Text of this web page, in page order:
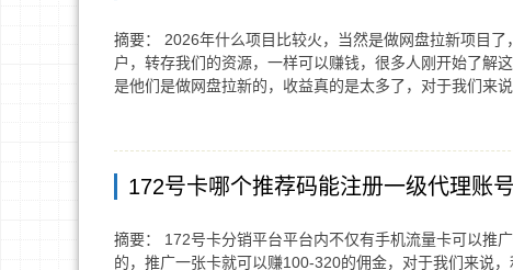
摘要： 2026年什么项目比较火，当然是做网盘拉新项目
户，转存我们的资源，一样可以赚钱，很多人刚开始了解
是他们是做网盘拉新的，收益真的是太多了，对于我们来
172号卡哪个推荐码能注册一级代理账
摘要： 172号卡分销平台平台内不仅有手机流量卡可以推
的，推广一张卡就可以赚100-320的佣金，对于我们来说